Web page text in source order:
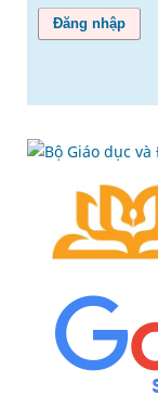
Đăng nhập